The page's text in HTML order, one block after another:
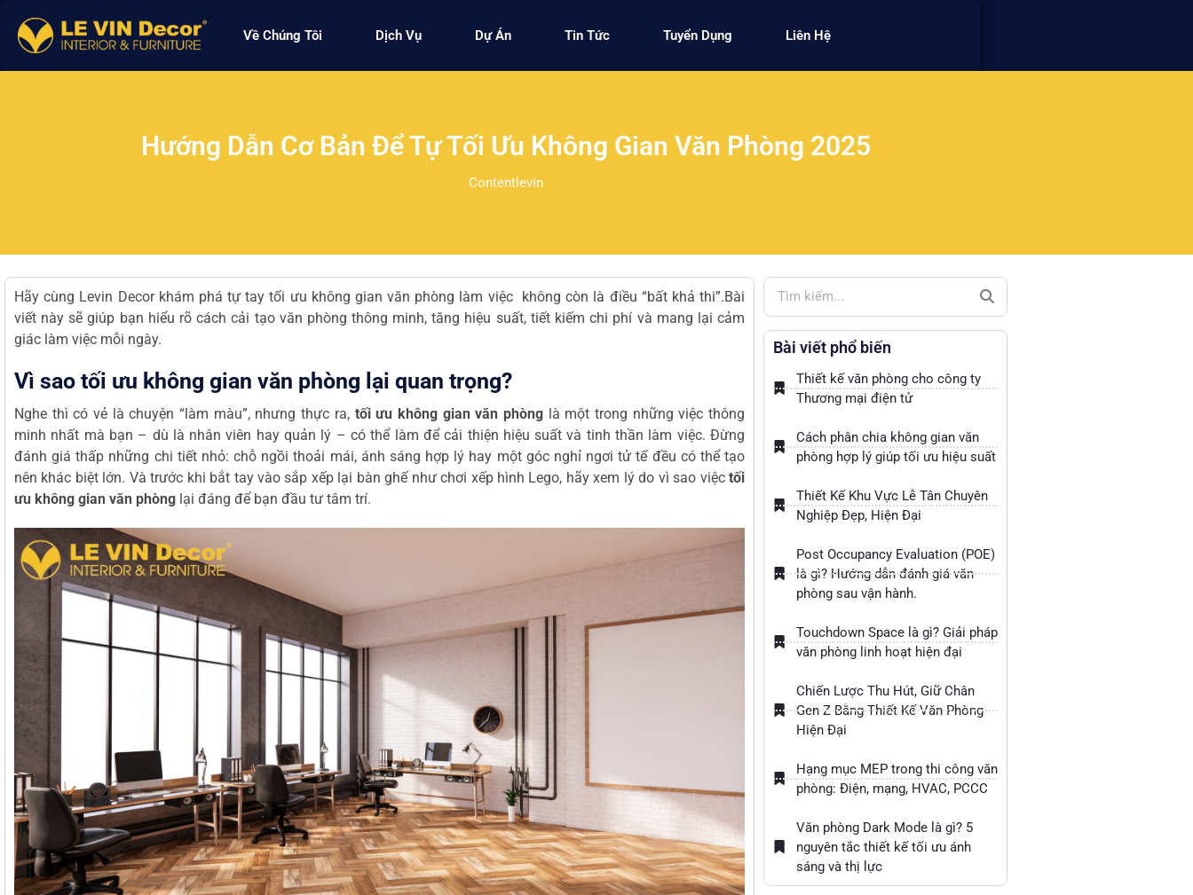
Về Chúng Tôi Dịch Vụ Dự Án Tin Tức Tuyển Dụng Liên Hệ
Hướng Dẫn Cơ Bản Để Tự Tối Ưu Không Gian Văn Phòng 2025
Contentlevin
Hãy cùng Levin Decorkhám phá tự tay tối ưu không gian văn phòng làm việc không còn là điều “bất khả thi”.Bài
viết này sẽ giúp bạn hiểu rõ cách cải tạo văn phòng thông minh, tăng hiệu suất, tiết kiếm chi phí và mang lại cảm
giác làm việc mỗi ngày.
Vì sao tối ưu không gian văn phòng lại quan trọng?
Nghe thì có vẻ là chuyện “làm màu”, nhưng thực ra, tối ưu không gian văn phònglà một trong những việc thông
minh nhất mà bạn – dù là nhân viên hay quản lý – có thể làm để cải thiện hiệu suất và tinh thần làm việc. Đừng
đánh giá thấp những chi tiết nhỏ: chỗ ngồi thoải mái, ánh sáng hợp lý hay một góc nghỉ ngơi tử tế đều có thể tạo
nên khác biệt lớn. Và trước khi bắt tay vào sắp xếp lại bàn ghế như chơi xếp hình Lego, hãy xem lý do vì sao việctối
ưu không gian văn phòng lại đáng để bạn đầu tư tâm trí.
Bài viết phổ biến
Thiết kế văn phòng cho công ty
Thương mại điện tử
Cách phân chia không gian văn
phòng hợp lý giúp tối ưu hiệu suất
Thiết Kế Khu Vực Lễ Tân Chuyên
Nghiệp Đẹp, Hiện Đại
Post Occupancy Evaluation (POE)
là gì? Hướng dẫn đánh giá văn
phòng sau vận hành.
Touchdown Space là gì? Giải pháp
văn phòng linh hoạt hiện đại
Chiến Lược Thu Hút, Giữ Chân
Gen Z Bằng Thiết Kế Văn Phòng
Hiện Đại
Hạng mục MEP trong thi công văn
phòng: Điện, mạng, HVAC, PCCC
Văn phòng Dark Mode là gì? 5
nguyên tắc thiết kế tối ưu ánh
sáng và thị lực